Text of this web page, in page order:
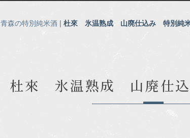
青森の特別純米酒 | 杜來 氷温熟成 山廃仕込み 特別純
杜來 氷温熟成 山廃仕